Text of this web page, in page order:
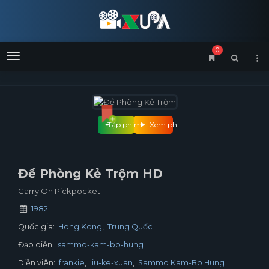
Menu
0
Xem phim
Tập phim
Đề Phòng Kẻ Trộm HD
Carry On Pickpocket
1982
Quốc gia: Hong Kong
Trung Quốc
Đạo diễn: sammo-kam-bo-hung
Diễn viên: frankie liu-ke-xuan
Sammo Kam-Bo Hung